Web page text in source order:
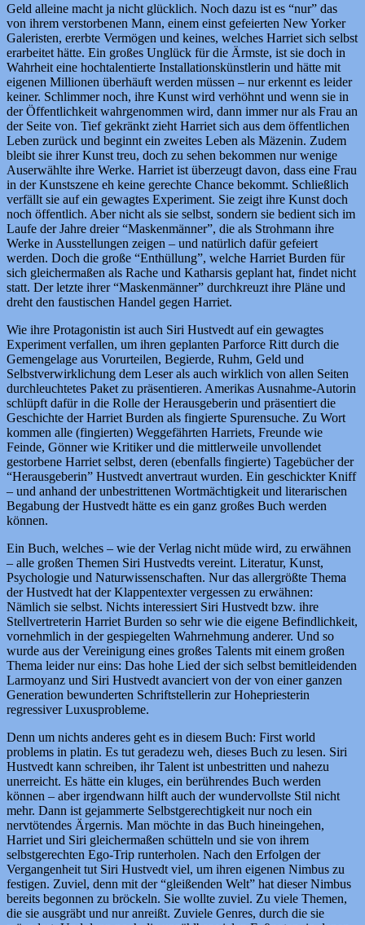
Geld alleine macht ja nicht glücklich. Noch dazu ist es “nur” das
von ihrem verstorbenen Mann, einem einst gefeierten New Yorker
Galeristen, ererbte Vermögen und keines, welches Harriet sich selbst
erarbeitet hätte. Ein großes Unglück für die Ärmste, ist sie doch in
Wahrheit eine hochtalentierte Installationskünstlerin und hätte mit
eigenen Millionen überhäuft werden müssen – nur erkennt es leider
keiner. Schlimmer noch, ihre Kunst wird verhöhnt und wenn sie in
der Öffentlichkeit wahrgenommen wird, dann immer nur als Frau an
der Seite von. Tief gekränkt zieht Harriet sich aus dem öffentlichen
Leben zurück und beginnt ein zweites Leben als Mäzenin. Zudem
bleibt sie ihrer Kunst treu, doch zu sehen bekommen nur wenige
Auserwählte ihre Werke. Harriet ist überzeugt davon, dass eine Frau
in der Kunstszene eh keine gerechte Chance bekommt. Schließlich
verfällt sie auf ein gewagtes Experiment. Sie zeigt ihre Kunst doch
noch öffentlich. Aber nicht als sie selbst, sondern sie bedient sich im
Laufe der Jahre dreier “Maskenmänner”, die als Strohmann ihre
Werke in Ausstellungen zeigen – und natürlich dafür gefeiert
werden. Doch die große “Enthüllung”, welche Harriet Burden für
sich gleichermaßen als Rache und Katharsis geplant hat, findet nicht
statt. Der letzte ihrer “Maskenmänner” durchkreuzt ihre Pläne und
dreht den faustischen Handel gegen Harriet.
Wie ihre Protagonistin ist auch Siri Hustvedt auf ein gewagtes
Experiment verfallen, um ihren geplanten Parforce Ritt durch die
Gemengelage aus Vorurteilen, Begierde, Ruhm, Geld und
Selbstverwirklichung dem Leser als auch wirklich von allen Seiten
durchleuchtetes Paket zu präsentieren. Amerikas Ausnahme-Autorin
schlüpft dafür in die Rolle der Herausgeberin und präsentiert die
Geschichte der Harriet Burden als fingierte Spurensuche. Zu Wort
kommen alle (fingierten) Weggefährten Harriets, Freunde wie
Feinde, Gönner wie Kritiker und die mittlerweile unvollendet
gestorbene Harriet selbst, deren (ebenfalls fingierte) Tagebücher der
“Herausgeberin” Hustvedt anvertraut wurden. Ein geschickter Kniff
– und anhand der unbestrittenen Wortmächtigkeit und literarischen
Begabung der Hustvedt hätte es ein ganz großes Buch werden
können.
Ein Buch, welches – wie der Verlag nicht müde wird, zu erwähnen
– alle großen Themen Siri Hustvedts vereint. Literatur, Kunst,
Psychologie und Naturwissenschaften. Nur das allergrößte Thema
der Hustvedt hat der Klappentexter vergessen zu erwähnen:
Nämlich sie selbst. Nichts interessiert Siri Hustvedt bzw. ihre
Stellvertreterin Harriet Burden so sehr wie die eigene Befindlichkeit,
vornehmlich in der gespiegelten Wahrnehmung anderer. Und so
wurde aus der Vereinigung eines großes Talents mit einem großen
Thema leider nur eins: Das hohe Lied der sich selbst bemitleidenden
Larmoyanz und Siri Hustvedt avanciert von der von einer ganzen
Generation bewunderten Schriftstellerin zur Hohepriesterin
regressiver Luxusprobleme.
Denn um nichts anderes geht es in diesem Buch: First world
problems in platin. Es tut geradezu weh, dieses Buch zu lesen. Siri
Hustvedt kann schreiben, ihr Talent ist unbestritten und nahezu
unerreicht. Es hätte ein kluges, ein berührendes Buch werden
können – aber irgendwann hilft auch der wundervollste Stil nicht
mehr. Dann ist gejammerte Selbstgerechtigkeit nur noch ein
nervtötendes Ärgernis. Man möchte in das Buch hineingehen,
Harriet und Siri gleichermaßen schütteln und sie von ihrem
selbstgerechten Ego-Trip runterholen. Nach den Erfolgen der
Vergangenheit tut Siri Hustvedt viel, um ihren eigenen Nimbus zu
festigen. Zuviel, denn mit der “gleißenden Welt” hat dieser Nimbus
bereits begonnen zu bröckeln. Sie wollte zuviel. Zu viele Themen,
die sie ausgräbt und nur anreißt. Zuviele Genres, durch die sie